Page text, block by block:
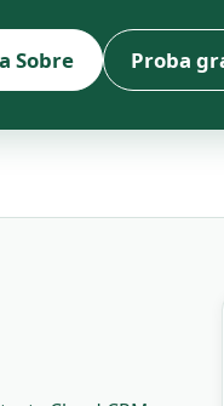
Sobre Proba